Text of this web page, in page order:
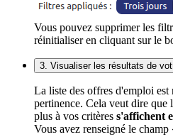
Vous pouvez supprimer les
réinitialiser en cliquant sur le
3. Visualiser les résultats de
La liste des offres d'emploi est
pertinence. Cela veut dire que
plus à vos critères s'affichent
Vous avez renseigné le